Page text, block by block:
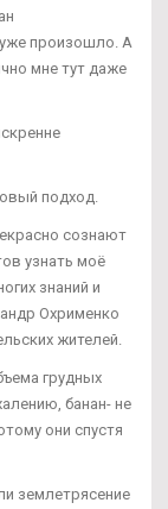
произошло. А
мне тут даже
подход.
сознают
узнать моё
знаний и
Охрименко
жителей.
грудных
банан- не
они спустя
землетрясение